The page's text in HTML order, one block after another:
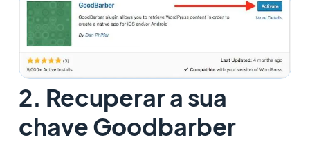
2. Recuperar a sua
chave Goodbarber